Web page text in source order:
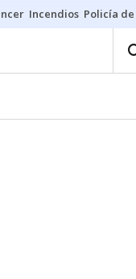
Incendios Policía de